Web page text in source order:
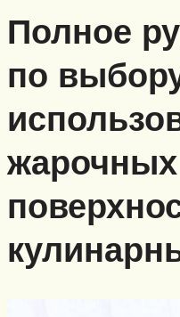
Полное
по
жарочных